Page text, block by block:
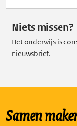
Niets missen?
Het onderwijs is
nieuwsbrief.
Samen